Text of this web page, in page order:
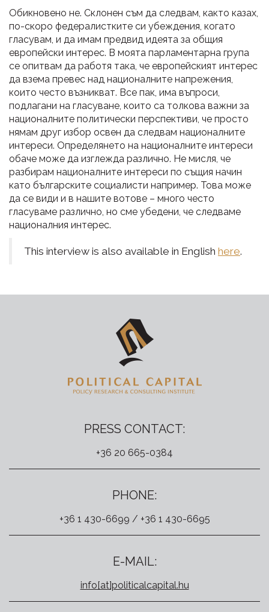
Обикновено не. Склонен съм да следвам, както казах,
по-скоро федералистките си убеждения, когато
гласувам, и да имам предвид идеята за общия
европейски интерес. В моята парламентарна група
се опитвам да работя така, че европейският интерес
да взема превес над националните напрежения,
които често възникват. Все пак, има въпроси,
подлагани на гласуване, които са толкова важни за
националните политически перспективи, че просто
нямам друг избор освен да следвам националните
интереси. Определянето на националните интереси
обаче може да изглежда различно. Не мисля, че
разбирам националните интереси по същия начин
като българските социалисти например. Това може
да се види и в нашите вотове – много често
гласуваме различно, но сме убедени, че следваме
националния интерес.
This interview is also available in English here.
PRESS CONTACT:
+36 20 665-0384
PHONE:
+36 1 430-6699 / +36 1 430-6695
E-MAIL:
info[at]politicalcapital.hu